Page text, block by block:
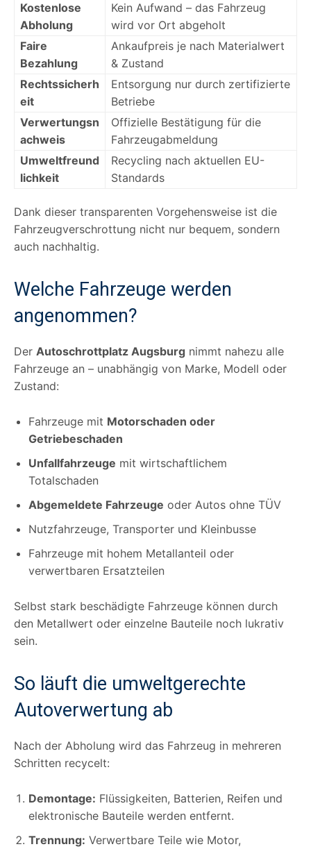
Kostenlose
Abholung
Kein Aufwand – das Fahrzeug
wird vor Ort abgeholt
Faire
Bezahlung
Ankaufpreis je nach Materialwert
& Zustand
Rechtssicherh
eit
Entsorgung nur durch zertifizierte
Betriebe
Verwertungsn
achweis
Offizielle Bestätigung für die
Fahrzeugabmeldung
Umweltfreund
lichkeit
Recycling nach aktuellen EU-
Standards
Dank dieser transparenten Vorgehensweise ist die
Fahrzeugverschrottung nicht nur bequem, sondern
auch nachhaltig.
Welche Fahrzeuge werden
angenommen?
Der Autoschrottplatz Augsburg nimmt nahezu alle
Fahrzeuge an – unabhängig von Marke, Modell oder
Zustand:
Fahrzeuge mit Motorschaden oder
Getriebeschaden
Unfallfahrzeuge mit wirtschaftlichem
Totalschaden
Abgemeldete Fahrzeuge oder Autos ohne TÜV
Nutzfahrzeuge, Transporter und Kleinbusse
Fahrzeuge mit hohem Metallanteil oder
verwertbaren Ersatzteilen
Selbst stark beschädigte Fahrzeuge können durch
den Metallwert oder einzelne Bauteile noch lukrativ
sein.
So läuft die umweltgerechte
Autoverwertung ab
Nach der Abholung wird das Fahrzeug in mehreren
Schritten recycelt:
Demontage: Flüssigkeiten, Batterien, Reifen und
elektronische Bauteile werden entfernt.
Trennung: Verwertbare Teile wie Motor,